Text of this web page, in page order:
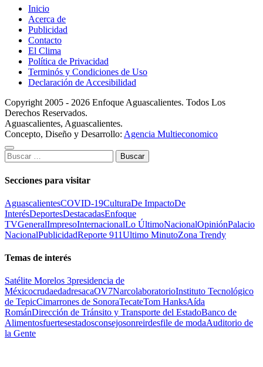
Inicio
Acerca de
Publicidad
Contacto
El Clima
Política de Privacidad
Terminós y Condiciones de Uso
Declaración de Accesibilidad
Copyright 2005 - 2026 Enfoque Aguascalientes. Todos Los
Derechos Reservados.
Aguascalientes, Aguascalientes.
Concepto, Diseño y Desarrollo: Agencia Multieconomico
Buscar:
Secciones para visitar
AguascalientesCOVID-19CulturaDe ImpactoDe
InterésDeportesDestacadasEnfoque
TVGeneralImpresoInternacionalLo ÚltimoNacionalOpiniónPalacio
NacionalPublicidadReporte 911Ultimo MinutoZona Trendy
Temas de interés
Satélite Morelos 3presidencia de
MéxicocrudaedadresacaOV7NarcolaboratorioInstituto Tecnológico
de TepicCimarrones de SonoraTecateTom HanksAída
RománDirección de Tránsito y Transporte del EstadoBanco de
Alimentosfuertesestadosconsejosonreirdesfile de modaAuditorio de
la Gente